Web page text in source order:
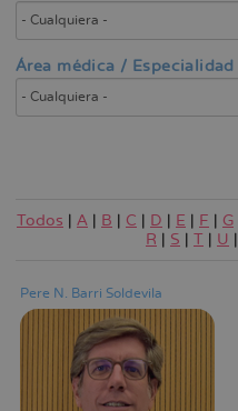
Área médica / Especialidad
Todos | A | B | C | D | E | F | G
R | S | T | U |
Pere N. Barri Soldevila